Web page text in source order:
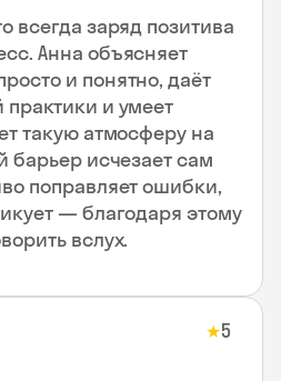
всегда заряд позитива
Анна объясняет
и понятно, даёт
практики и умеет
такую атмосферу на
барьер исчезает сам
поправляет ошибки,
— благодаря этому
вслух.
★5